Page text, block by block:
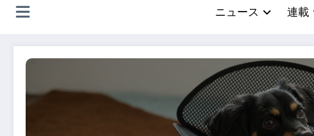
ニュース 連載